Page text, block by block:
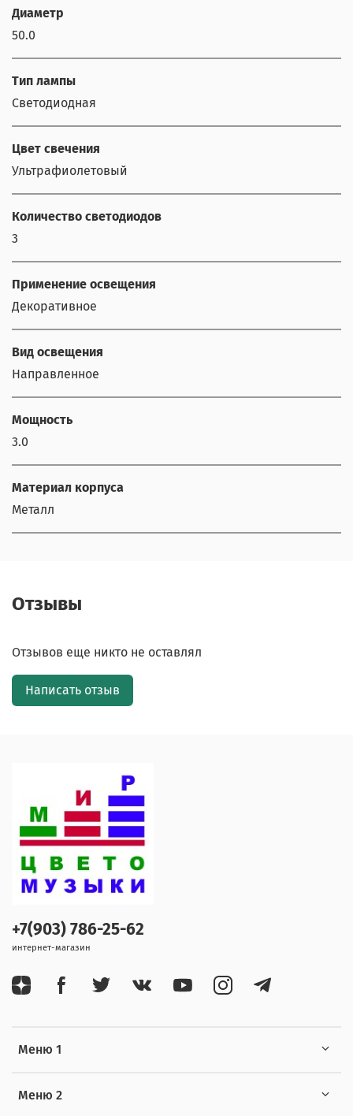
Диаметр
50.0
Тип лампы
Светодиодная
Цвет свечения
Ультрафиолетовый
Количество светодиодов
3
Применение освещения
Декоративное
Вид освещения
Направленное
Мощность
3.0
Материал корпуса
Металл
Отзывы
Отзывов еще никто не оставлял
Написать отзыв
Меню 1
Меню 2
+7(903) 786-25-62
интернет-магазин